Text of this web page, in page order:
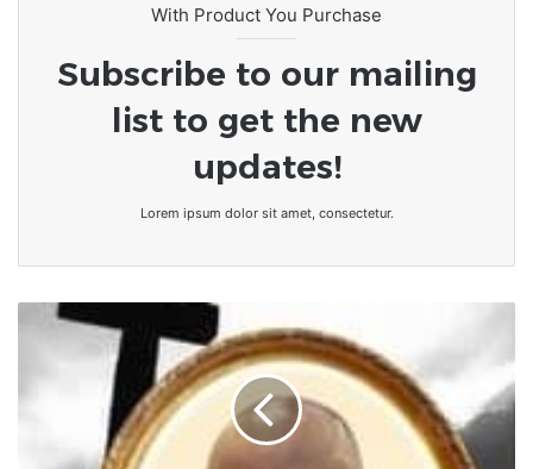
With Product You Purchase
Subscribe to our mailing
list to get the new
updates!
Lorem ipsum dolor sit amet, consectetur.